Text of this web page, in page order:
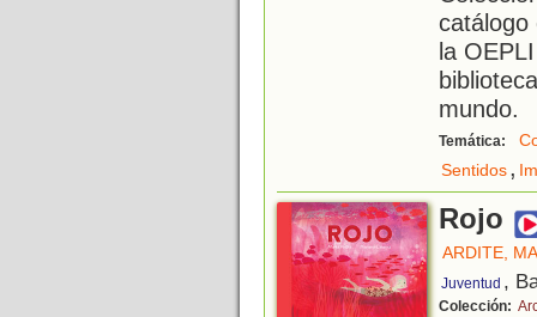
catálogo
la
mundo.
Temática:
Sentidos,
Rojo
ARDITE,
Juventud ,
Colección: